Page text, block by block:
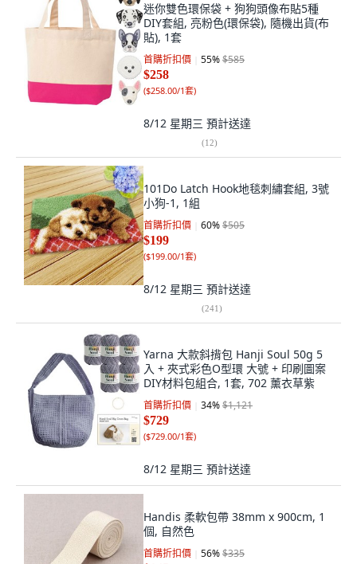
迷你雙色環保袋 + 狗狗頭像布貼5種
DIY套組, 亮粉色(環保袋), 隨機出貨(布
貼), 1套
首購折扣價 55%$585
$258
($258.00/1套)
8/12 星期三 預計送達
(12)
101Do Latch Hook地毯刺繡套組, 3號
小狗-1, 1組
首購折扣價 60%$505
$199
($199.00/1套)
8/12 星期三 預計送達
(241)
Yarna 大款斜揹包 Hanji Soul 50g 5
入 + 夾式彩色O型環 大號 + 印刷圖案
DIY材料包組合, 1套, 702 薰衣草紫
首購折扣價 34%$1,121
$729
($729.00/1套)
8/12 星期三 預計送達
Handis 柔軟包帶 38mm x 900cm, 1
個, 自然色
首購折扣價 56%$335